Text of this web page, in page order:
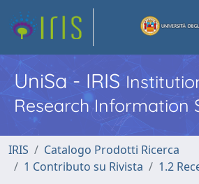
UniSa - IRIS
Research Information
IRIS
Catalogo Prodotti Ricerca
1 Contributo su Rivista
1.2